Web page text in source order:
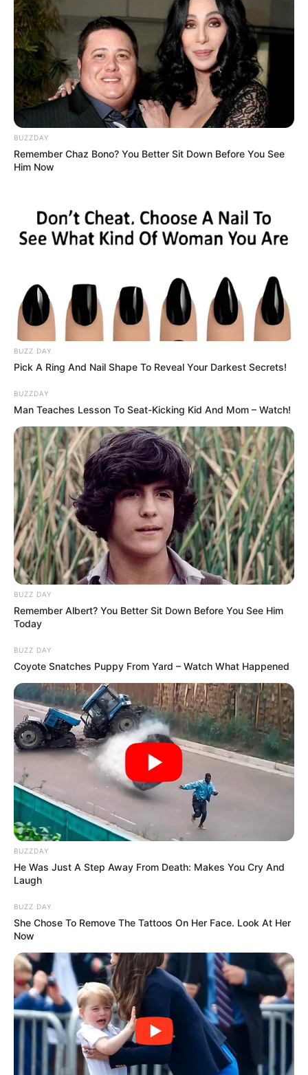
BUZZDAY
Remember Chaz Bono? You Better Sit Down Before You See
Him Now
BUZZ DAY
Pick A Ring And Nail Shape To Reveal Your Darkest Secrets!
BUZZDAY
Man Teaches Lesson To Seat-Kicking Kid And Mom – Watch!
BUZZ DAY
Remember Albert? You Better Sit Down Before You See Him
Today
BUZZ DAY
Coyote Snatches Puppy From Yard – Watch What Happened
BUZZDAY
He Was Just A Step Away From Death: Makes You Cry And
Laugh
BUZZ DAY
She Chose To Remove The Tattoos On Her Face. Look At Her
Now